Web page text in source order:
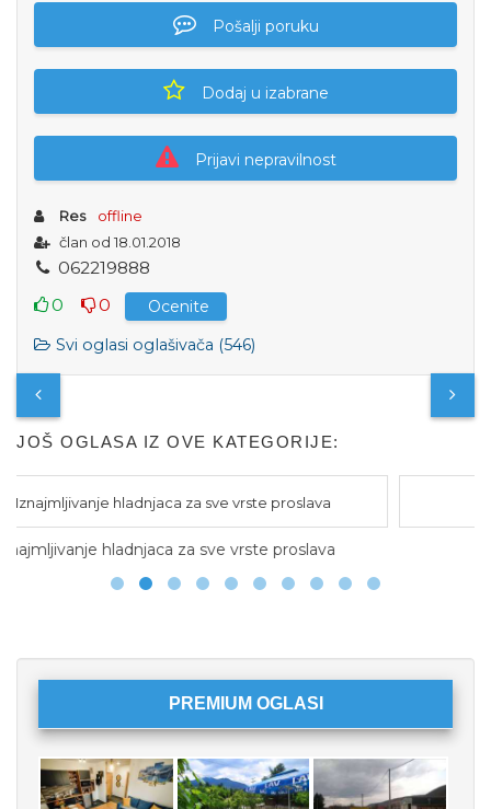
Pošalji poruku
Dodaj u izabrane
Prijavi nepravilnost
Res
offline
član od 18.01.2018
062219888
0
0
Ocenite
Svi oglasi oglašivača (546)
JOŠ OGLASA IZ OVE KATEGORIJE:
Escape room
PREMIUM OGLASI